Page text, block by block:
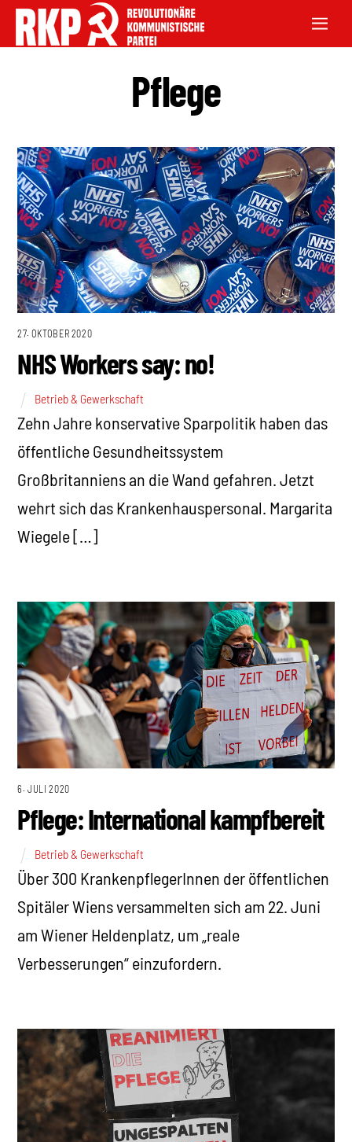
Pflege
27. OKTOBER 2020
NHS Workers say: no!
Betrieb & Gewerkschaft
Zehn Jahre konservative Sparpolitik haben das
öffentliche Gesundheitssystem
Großbritanniens an die Wand gefahren. Jetzt
wehrt sich das Krankenhauspersonal. Margarita
Wiegele […]
6. JULI 2020
Pflege: International kampfbereit
Betrieb & Gewerkschaft
Über 300 KrankenpflegerInnen der öffentlichen
Spitäler Wiens versammelten sich am 22. Juni
am Wiener Heldenplatz, um „reale
Verbesserungen“ einzufordern.